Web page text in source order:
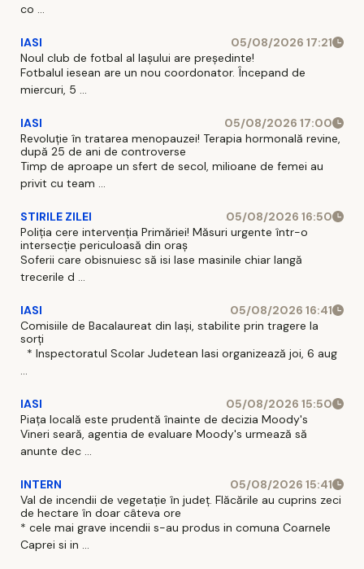
co ...
IASI
05/08/2026 17:21
Noul club de fotbal al Iașului are președinte!
Fotbalul iesean are un nou coordonator. Începand de
miercuri, 5 ...
IASI
05/08/2026 17:00
Revoluție în tratarea menopauzei! Terapia hormonală revine,
după 25 de ani de controverse
Timp de aproape un sfert de secol, milioane de femei au
privit cu team ...
STIRILE ZILEI
05/08/2026 16:50
Poliția cere intervenția Primăriei! Măsuri urgente într-o
intersecție periculoasă din oraș
Soferii care obisnuiesc să isi lase masinile chiar langă
trecerile d ...
IASI
05/08/2026 16:41
Comisiile de Bacalaureat din Iași, stabilite prin tragere la
sorți
* Inspectoratul Scolar Judetean Iasi organizează joi, 6 aug
...
IASI
05/08/2026 15:50
Piața locală este prudentă înainte de decizia Moody's
Vineri seară, agentia de evaluare Moody's urmează să
anunte dec ...
INTERN
05/08/2026 15:41
Val de incendii de vegetație în județ. Flăcările au cuprins zeci
de hectare în doar câteva ore
* cele mai grave incendii s-au produs in comuna Coarnele
Caprei si in ...